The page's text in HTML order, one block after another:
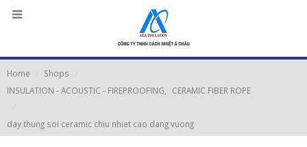
Home
Shops
INSULATION - ACOUSTIC - FIREPROOFING
CERAMIC FIBER ROPE
day thung soi ceramic chiu nhiet cao dang vuong